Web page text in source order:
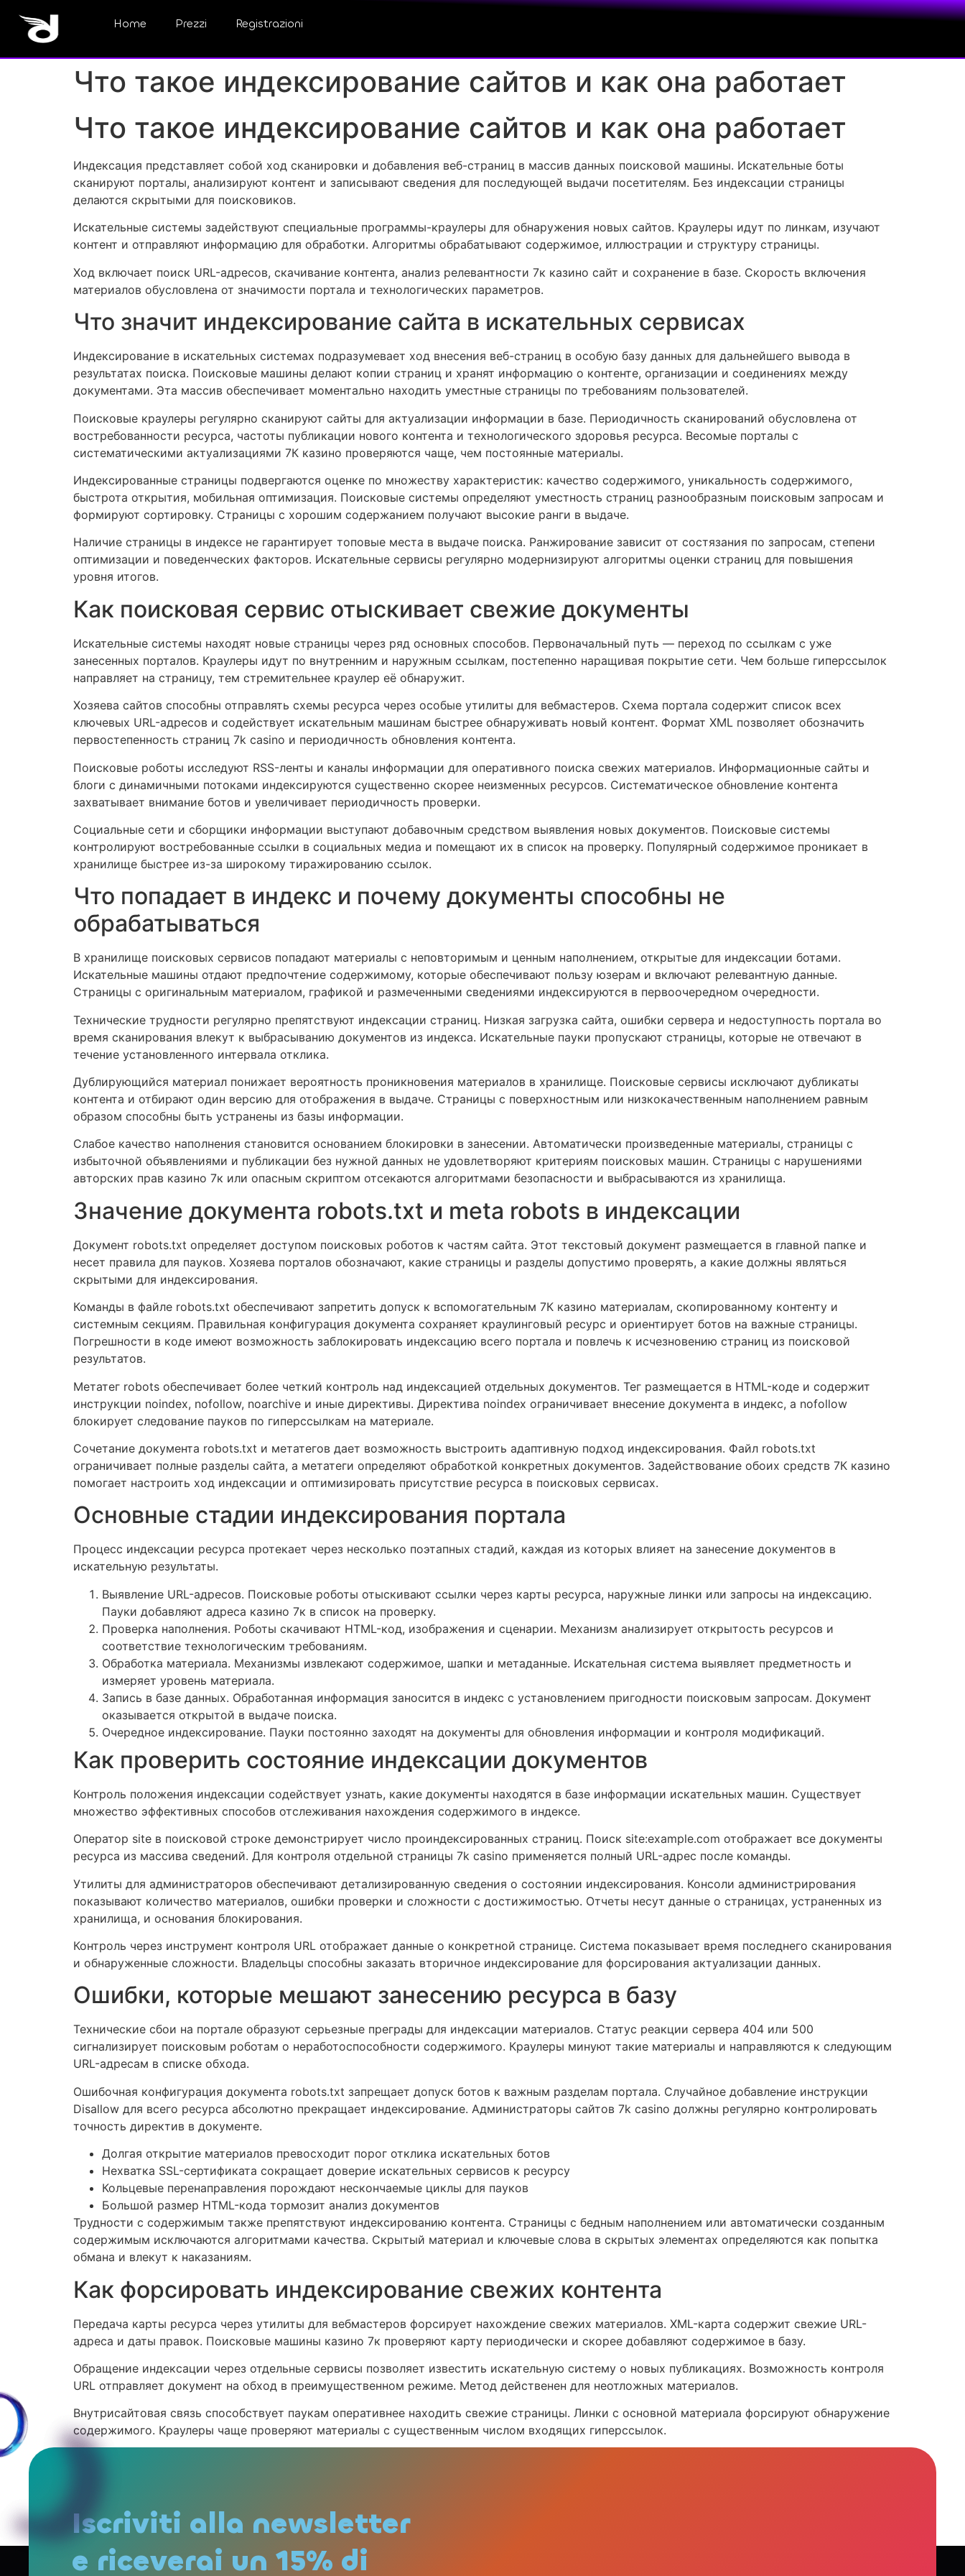
Home Prezzi Registrazioni
Что такое индексирование сайтов и как она работает
Что такое индексирование сайтов и как она работает
Индексация представляет собой ход сканировки и добавления веб-страниц в массив данных поисковой машины. Искательные боты
сканируют порталы, анализируют контент и записывают сведения для последующей выдачи посетителям. Без индексации страницы
делаются скрытыми для поисковиков.
Искательные системы задействуют специальные программы-краулеры для обнаружения новых сайтов. Краулеры идут по линкам, изучают
контент и отправляют информацию для обработки. Алгоритмы обрабатывают содержимое, иллюстрации и структуру страницы.
Ход включает поиск URL-адресов, скачивание контента, анализ релевантности 7к казино сайт и сохранение в базе. Скорость включения
материалов обусловлена от значимости портала и технологических параметров.
Что значит индексирование сайта в искательных сервисах
Индексирование в искательных системах подразумевает ход внесения веб-страниц в особую базу данных для дальнейшего вывода в
результатах поиска. Поисковые машины делают копии страниц и хранят информацию о контенте, организации и соединениях между
документами. Эта массив обеспечивает моментально находить уместные страницы по требованиям пользователей.
Поисковые краулеры регулярно сканируют сайты для актуализации информации в базе. Периодичность сканирований обусловлена от
востребованности ресурса, частоты публикации нового контента и технологического здоровья ресурса. Весомые порталы с
систематическими актуализациями 7К казино проверяются чаще, чем постоянные материалы.
Индексированные страницы подвергаются оценке по множеству характеристик: качество содержимого, уникальность содержимого,
быстрота открытия, мобильная оптимизация. Поисковые системы определяют уместность страниц разнообразным поисковым запросам и
формируют сортировку. Страницы с хорошим содержанием получают высокие ранги в выдаче.
Наличие страницы в индексе не гарантирует топовые места в выдаче поиска. Ранжирование зависит от состязания по запросам, степени
оптимизации и поведенческих факторов. Искательные сервисы регулярно модернизируют алгоритмы оценки страниц для повышения
уровня итогов.
Как поисковая сервис отыскивает свежие документы
Искательные системы находят новые страницы через ряд основных способов. Первоначальный путь — переход по ссылкам с уже
занесенных порталов. Краулеры идут по внутренним и наружным ссылкам, постепенно наращивая покрытие сети. Чем больше гиперссылок
направляет на страницу, тем стремительнее краулер её обнаружит.
Хозяева сайтов способны отправлять схемы ресурса через особые утилиты для вебмастеров. Схема портала содержит список всех
ключевых URL-адресов и содействует искательным машинам быстрее обнаруживать новый контент. Формат XML позволяет обозначить
первостепенность страниц 7k casino и периодичность обновления контента.
Поисковые роботы исследуют RSS-ленты и каналы информации для оперативного поиска свежих материалов. Информационные сайты и
блоги с динамичными потоками индексируются существенно скорее неизменных ресурсов. Систематическое обновление контента
захватывает внимание ботов и увеличивает периодичность проверки.
Социальные сети и сборщики информации выступают добавочным средством выявления новых документов. Поисковые системы
контролируют востребованные ссылки в социальных медиа и помещают их в список на проверку. Популярный содержимое проникает в
хранилище быстрее из-за широкому тиражированию ссылок.
Что попадает в индекс и почему документы способны не
обрабатываться
В хранилище поисковых сервисов попадают материалы с неповторимым и ценным наполнением, открытые для индексации ботами.
Искательные машины отдают предпочтение содержимому, которые обеспечивают пользу юзерам и включают релевантную данные.
Страницы с оригинальным материалом, графикой и размеченными сведениями индексируются в первоочередном очередности.
Технические трудности регулярно препятствуют индексации страниц. Низкая загрузка сайта, ошибки сервера и недоступность портала во
время сканирования влекут к выбрасыванию документов из индекса. Искательные пауки пропускают страницы, которые не отвечают в
течение установленного интервала отклика.
Дублирующийся материал понижает вероятность проникновения материалов в хранилище. Поисковые сервисы исключают дубликаты
контента и отбирают один версию для отображения в выдаче. Страницы с поверхностным или низкокачественным наполнением равным
образом способны быть устранены из базы информации.
Слабое качество наполнения становится основанием блокировки в занесении. Автоматически произведенные материалы, страницы с
избыточной объявлениями и публикации без нужной данных не удовлетворяют критериям поисковых машин. Страницы с нарушениями
авторских прав казино 7к или опасным скриптом отсекаются алгоритмами безопасности и выбрасываются из хранилища.
Значение документа robots.txt и meta robots в индексации
Документ robots.txt определяет доступом поисковых роботов к частям сайта. Этот текстовый документ размещается в главной папке и
несет правила для пауков. Хозяева порталов обозначают, какие страницы и разделы допустимо проверять, а какие должны являться
скрытыми для индексирования.
Команды в файле robots.txt обеспечивают запретить допуск к вспомогательным 7К казино материалам, скопированному контенту и
системным секциям. Правильная конфигурация документа сохраняет краулинговый ресурс и ориентирует ботов на важные страницы.
Погрешности в коде имеют возможность заблокировать индексацию всего портала и повлечь к исчезновению страниц из поисковой
результатов.
Метатег robots обеспечивает более четкий контроль над индексацией отдельных документов. Тег размещается в HTML-коде и содержит
инструкции noindex, nofollow, noarchive и иные директивы. Директива noindex ограничивает внесение документа в индекс, а nofollow
блокирует следование пауков по гиперссылкам на материале.
Сочетание документа robots.txt и метатегов дает возможность выстроить адаптивную подход индексирования. Файл robots.txt
ограничивает полные разделы сайта, а метатеги определяют обработкой конкретных документов. Задействование обоих средств 7К казино
помогает настроить ход индексации и оптимизировать присутствие ресурса в поисковых сервисах.
Основные стадии индексирования портала
Процесс индексации ресурса протекает через несколько поэтапных стадий, каждая из которых влияет на занесение документов в
искательную результаты.
Выявление URL-адресов. Поисковые роботы отыскивают ссылки через карты ресурса, наружные линки или запросы на индексацию.
Пауки добавляют адреса казино 7к в список на проверку.
Проверка наполнения. Роботы скачивают HTML-код, изображения и сценарии. Механизм анализирует открытость ресурсов и
соответствие технологическим требованиям.
Обработка материала. Механизмы извлекают содержимое, шапки и метаданные. Искательная система выявляет предметность и
измеряет уровень материала.
Запись в базе данных. Обработанная информация заносится в индекс с установлением пригодности поисковым запросам. Документ
оказывается открытой в выдаче поиска.
Очередное индексирование. Пауки постоянно заходят на документы для обновления информации и контроля модификаций.
Как проверить состояние индексации документов
Контроль положения индексации содействует узнать, какие документы находятся в базе информации искательных машин. Существует
множество эффективных способов отслеживания нахождения содержимого в индексе.
Оператор site в поисковой строке демонстрирует число проиндексированных страниц. Поиск site:example.com отображает все документы
ресурса из массива сведений. Для контроля отдельной страницы 7k casino применяется полный URL-адрес после команды.
Утилиты для администраторов обеспечивают детализированную сведения о состоянии индексирования. Консоли администрирования
показывают количество материалов, ошибки проверки и сложности с достижимостью. Отчеты несут данные о страницах, устраненных из
хранилища, и основания блокирования.
Контроль через инструмент контроля URL отображает данные о конкретной странице. Система показывает время последнего сканирования
и обнаруженные сложности. Владельцы способны заказать вторичное индексирование для форсирования актуализации данных.
Ошибки, которые мешают занесению ресурса в базу
Технические сбои на портале образуют серьезные преграды для индексации материалов. Статус реакции сервера 404 или 500
сигнализирует поисковым роботам о неработоспособности содержимого. Краулеры минуют такие материалы и направляются к следующим
URL-адресам в списке обхода.
Ошибочная конфигурация документа robots.txt запрещает допуск ботов к важным разделам портала. Случайное добавление инструкции
Disallow для всего ресурса абсолютно прекращает индексирование. Администраторы сайтов 7k casino должны регулярно контролировать
точность директив в документе.
Долгая открытие материалов превосходит порог отклика искательных ботов
Нехватка SSL-сертификата сокращает доверие искательных сервисов к ресурсу
Кольцевые перенаправления порождают нескончаемые циклы для пауков
Большой размер HTML-кода тормозит анализ документов
Трудности с содержимым также препятствуют индексированию контента. Страницы с бедным наполнением или автоматически созданным
содержимым исключаются алгоритмами качества. Скрытый материал и ключевые слова в скрытых элементах определяются как попытка
обмана и влекут к наказаниям.
Как форсировать индексирование свежих контента
Передача карты ресурса через утилиты для вебмастеров форсирует нахождение свежих материалов. XML-карта содержит свежие URL-
адреса и даты правок. Поисковые машины казино 7к проверяют карту периодически и скорее добавляют содержимое в базу.
Обращение индексации через отдельные сервисы позволяет известить искательную систему о новых публикациях. Возможность контроля
URL отправляет документ на обход в преимущественном режиме. Метод действенен для неотложных материалов.
Внутрисайтовая связь способствует паукам оперативнее находить свежие страницы. Линки с основной материала форсируют обнаружение
содержимого. Краулеры чаще проверяют материалы с существенным числом входящих гиперссылок.
Периодическое актуализация наполнения наращивает регулярность сканирований краулерами и уменьшает время включения публикаций в
хранилище сведений.
Iscriviti alla newsletter
e riceverai un 15% di